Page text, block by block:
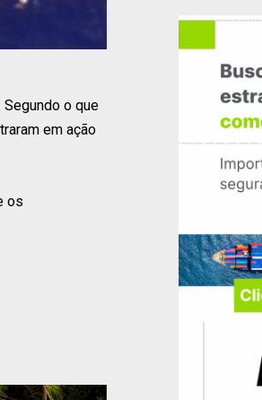
o que
em ação
os